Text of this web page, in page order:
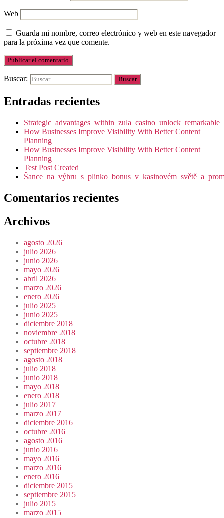
Web
Guarda mi nombre, correo electrónico y web en este navegador
para la próxima vez que comente.
Buscar:
Entradas recientes
How Businesses Improve Visibility With Better Content
Planning
How Businesses Improve Visibility With Better Content
Planning
Test Post Created
Comentarios recientes
Archivos
agosto 2026
julio 2026
junio 2026
mayo 2026
abril 2026
marzo 2026
enero 2026
julio 2025
junio 2025
diciembre 2018
noviembre 2018
octubre 2018
septiembre 2018
agosto 2018
julio 2018
junio 2018
mayo 2018
enero 2018
julio 2017
marzo 2017
diciembre 2016
octubre 2016
agosto 2016
junio 2016
mayo 2016
marzo 2016
enero 2016
diciembre 2015
septiembre 2015
julio 2015
marzo 2015